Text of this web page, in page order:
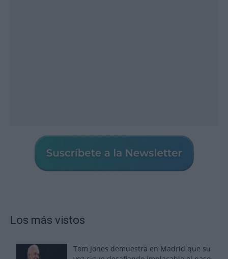
Los más vistos
Tom Jones demuestra en Madrid que su